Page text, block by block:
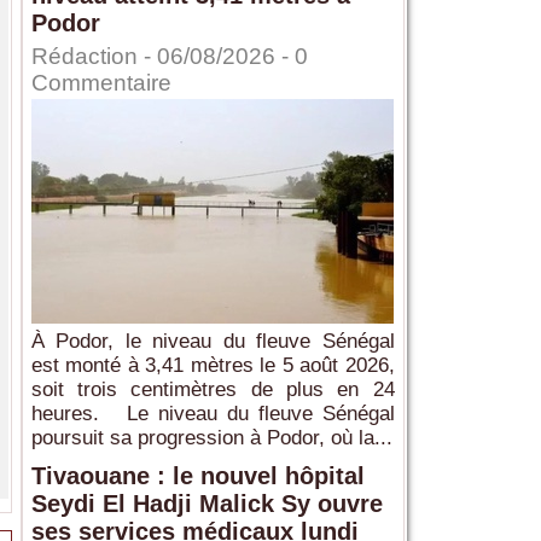
Podor
Rédaction - 06/08/2026 - 0
Commentaire
À Podor, le niveau du fleuve Sénégal
est monté à 3,41 mètres le 5 août 2026,
soit trois centimètres de plus en 24
heures. Le niveau du fleuve Sénégal
poursuit sa progression à Podor, où la...
Tivaouane : le nouvel hôpital
Seydi El Hadji Malick Sy ouvre
ses services médicaux lundi